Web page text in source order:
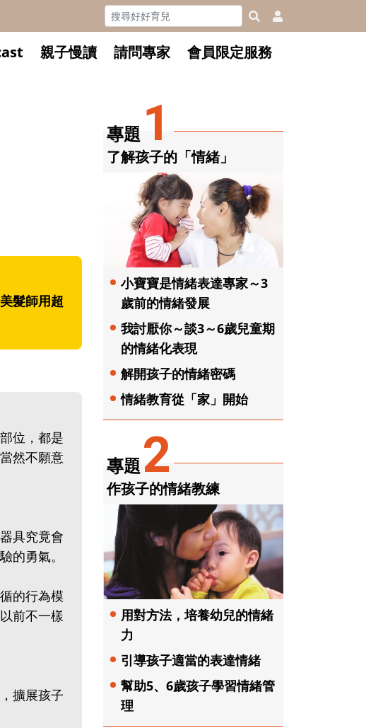
親子慢讀 請問專家 會員限定服務
髮師用超
位，都是
然不願意
具究竟會
的勇氣。
的行為模
前不一樣
擴展孩子
專題 1
了解孩子的「情緒」
小寶寶是情緒表達專家～3
歲前的情緒發展
我討厭你～談3～6歲兒童期
的情緒化表現
解開孩子的情緒密碼
情緒教育從「家」開始
專題2
作孩子的情緒教練
用對方法，培養幼兒的情緒
力
引導孩子適當的表達情緒
幫助5、6歲孩子學習情緒管
理